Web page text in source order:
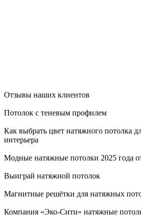
Отзывы наших клиентов
Потолок с теневым профилем
Как выбрать цвет натяжного потолка
интерьера
Модные натяжные потолки 2025 года
Выиграй натяжной потолок
Магнитные решётки для натяжных
Компания «Эко-Сити» натяжные